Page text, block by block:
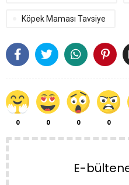
0 0 0 0
Köpek Maması Tavsiye
E-